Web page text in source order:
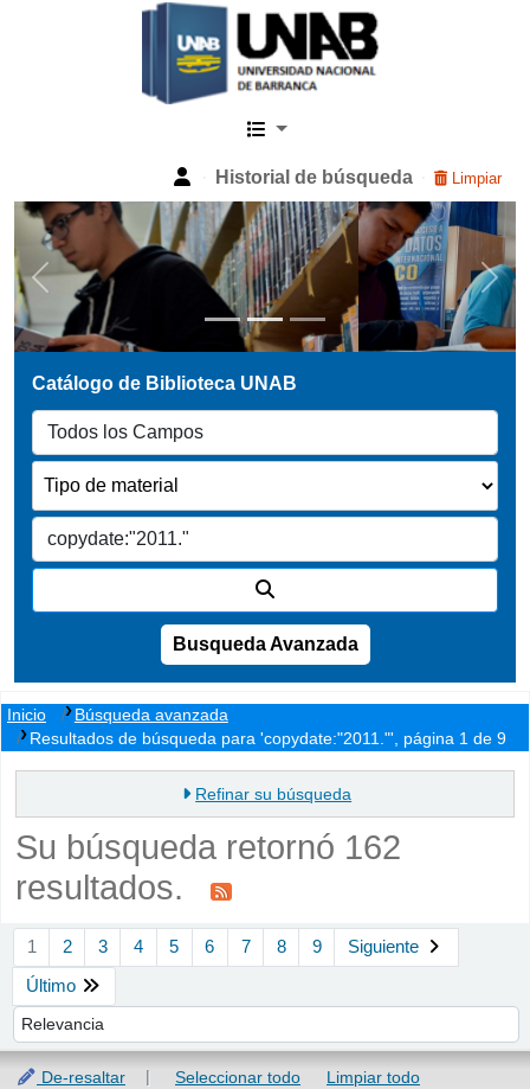
Catalogo Web UNAB
Historial de búsqueda Limpiar
Previous Next
Busqueda Avanzada
Inicio
Búsqueda avanzada
Resultados de búsqueda para 'copydate:"2011."', página 1 de 9
Refinar su búsqueda
Su búsqueda retornó 162
resultados.
1 2 3 4 5 6 7 8 9
Siguiente
Último
Ordenar por:
De-resaltar Seleccionar todo
Limpiar todo